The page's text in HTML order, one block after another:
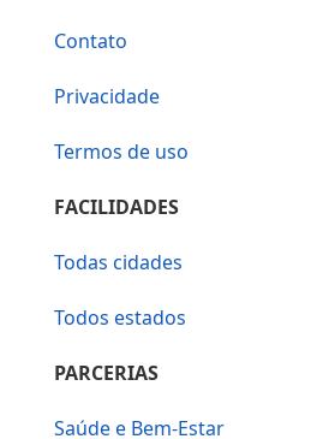
Contato
Privacidade
Termos de uso
FACILIDADES
Todas cidades
Todos estados
PARCERIAS
Saúde e Bem-Estar